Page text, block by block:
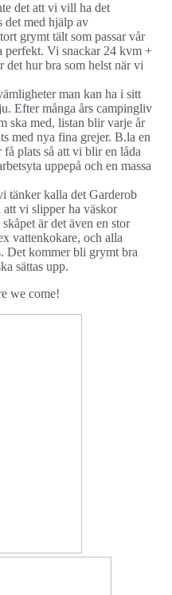
det att vi vill ha det
det med hjälp av
grymt tält som passar vår
perfekt. Vi snackar 24 kvm +
det hur bra som helst när vi
man kan ha i sitt
Efter många års campingliv
ska med, listan blir varje år
med nya fina grejer. B.la en
plats så att vi blir en låda
uppepå och en massa
tänker kalla det Garderob
vi slipper ha väskor
är det även en stor
vattenkokare, och alla
Det kommer bli grymt bra
sättas upp.
we come!